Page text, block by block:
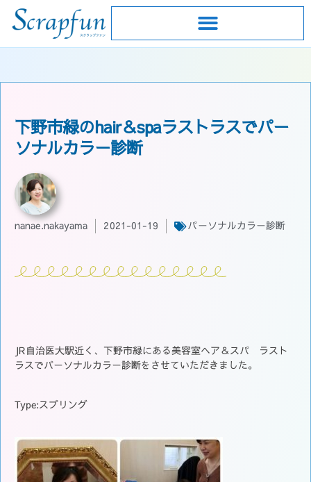
下野市緑のhair＆spaラストラスでパー
ソナルカラー診断
nanae.nakayama 2021-01-19 パーソナルカラー診断
JR自治医大駅近く、下野市緑にある美容室ヘア＆スパ ラスト
ラスでパーソナルカラー診断をさせていただきました。
Type:スプリング